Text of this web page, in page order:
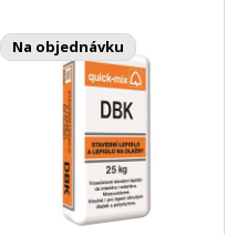
Na objednávku